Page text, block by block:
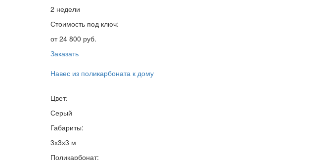
2 недели
Стоимость под ключ:
от 24 800 руб.
Заказать
Навес из поликарбоната к дому
Цвет:
Серый
Габариты:
3х3х3 м
Поликарбонат: